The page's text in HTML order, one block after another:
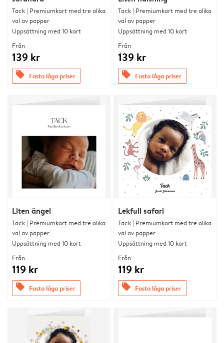
Tack | Premiumkort med tre olika
val av papper
Uppsättning med 10 kort
Från
139 kr
offers Fasta låga priser
Tack | Premiumkort med tre olika
val av papper
Uppsättning med 10 kort
Från
139 kr
offers Fasta låga priser
Liten ängel
Tack | Premiumkort med tre olika
val av papper
Uppsättning med 10 kort
Från
119 kr
offers Fasta låga priser
Lekfull safari
Tack | Premiumkort med tre olika
val av papper
Uppsättning med 10 kort
Från
119 kr
offers Fasta låga priser